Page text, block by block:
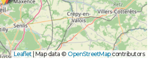
Leaflet Map data © OpenStreetMapcontributors